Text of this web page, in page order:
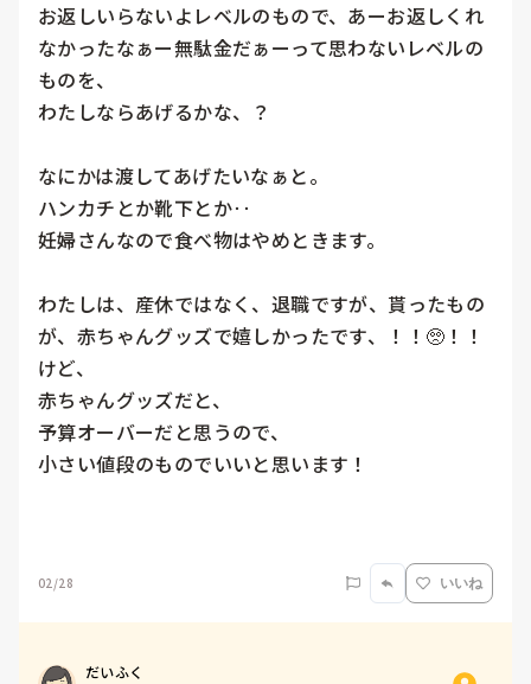
お返しいらないよレベルのもので、あーお返しくれ
なかったなぁー無駄金だぁーって思わないレベルの
ものを、
わたしならあげるかな、？
なにかは渡してあげたいなぁと。
ハンカチとか靴下とか‥
妊婦さんなので食べ物はやめときます。
わたしは、産休ではなく、退職ですが、貰ったもの
が、赤ちゃんグッズで嬉しかったです、！！🥺！！
けど、
赤ちゃんグッズだと、
予算オーバーだと思うので、
小さい値段のものでいいと思います！
02/28 いいね
だいふく